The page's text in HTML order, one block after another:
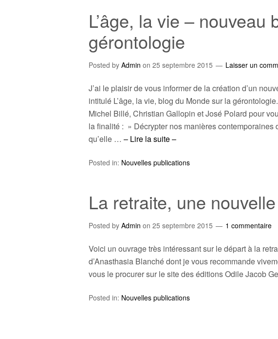
L’âge, la vie – nouveau
gérontologie
Posted by Admin on 25 septembre 2015 Laisser un
J’ai le plaisir de vous informer de la création d’un
intitulé L’âge, la vie, blog du Monde sur la
Michel Billé, Christian Gallopin et José Polard pour
la finalité : » Décrypter nos manières contemporaines
qu’elle … – Lire la suite –
Posted in: Nouvelles publications
La retraite, une
Posted by Admin on 25 septembre 2015 1 commentaire
Voici un ouvrage très intéressant sur le départ à la
d’Anasthasia Blanché dont je vous recommande
vous le procurer sur le site des éditions Odile Jacob
Posted in: Nouvelles publications